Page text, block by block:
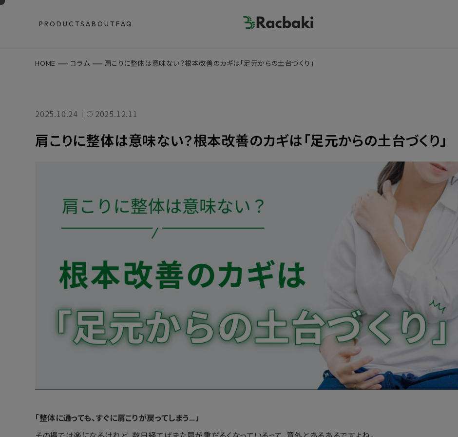
PRODUCTS ABOUTFAQ
HOME コラム 肩こりに整体は意味ない？根本改善のカギは「足元からの土台づくり」
2025.10.24 2025.12.11
肩こりに整体は意味ない？根本改善のカギは「足元からの土台づくり」
「整体に通っても、すぐに肩こりが戻ってしまう…」